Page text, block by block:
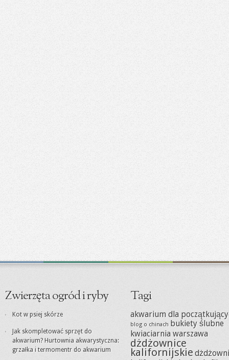
Zwierzęta ogród i ryby
Kot w psiej skórze
Jak skompletować sprzęt do
akwarium? Hurtownia akwarystyczna:
grzałka i termomentr do akwarium
Tagi
akwarium dla
blog o chinach bukiety ślubne
kwiaciarnia warszawa
dżdżownice
kalifornijskie